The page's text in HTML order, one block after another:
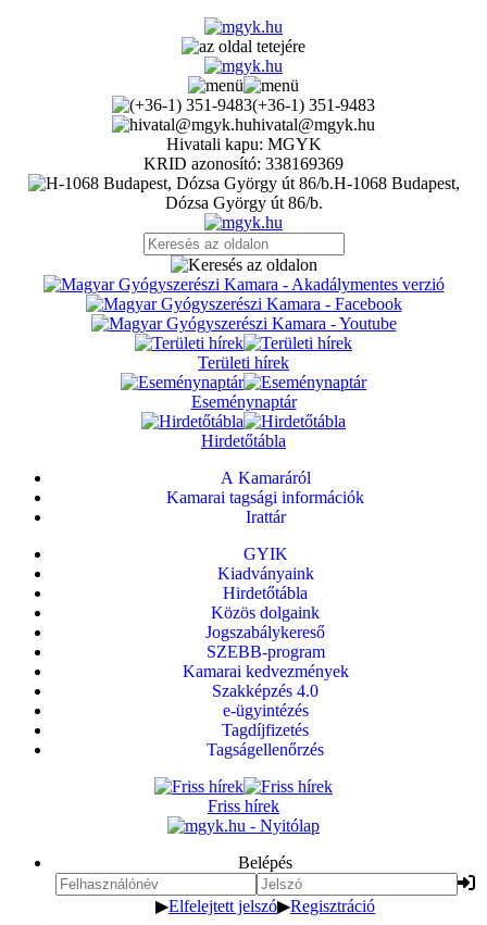
(+36-1) 351-9483
hivatal@mgyk.hu
Hivatali kapu: MGYK
KRID azonosító: 338169369
H-1068 Budapest,
Dózsa György út 86/b.
Területi hírek
Eseménynaptár
Hirdetőtábla
A Kamaráról
Kamarai tagsági információk
Irattár
GYIK
Kiadványaink
Hirdetőtábla
Közös dolgaink
Jogszabálykereső
SZEBB-program
Kamarai kedvezmények
Szakképzés 4.0
e-ügyintézés
Tagdíjfizetés
Tagságellenőrzés
Friss hírek
Belépés
▶Elfelejtett jelszó▶Regisztráció